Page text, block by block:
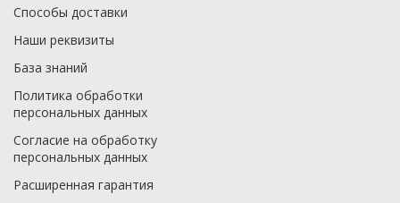
Способы доставки
Наши реквизиты
База знаний
Политика обработки
персональных данных
Согласие на обработку
персональных данных
Расширенная гарантия